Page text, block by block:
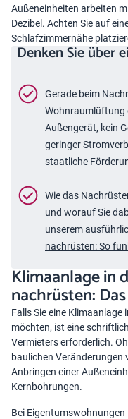
Außeneinheiten arbeiten
Dezibel. Achten Sie auf
Schlafzimmernähe
Denken Sie über
Gerade beim
Wohnraumlüftung
Außengerät, kein
geringer
staatliche
Wie das
und worauf Sie
unserem
nachrüsten: So
Klimaanlage in
nachrüsten:
Falls Sie eine
möchten, ist eine
Vermieters erforderlich.
baulichen Veränderungen
Anbringen einer
Kernbohrungen.
Bei